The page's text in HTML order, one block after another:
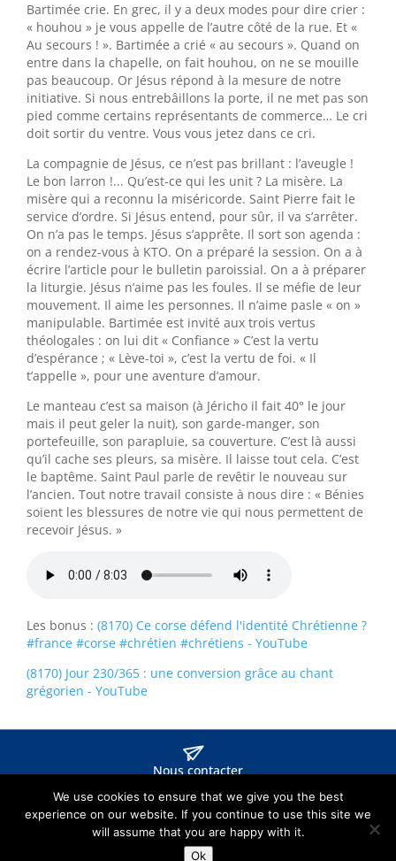
Bartimée crie. En grec, il y a deux modes pour dire crier :
« houhou » je vous appelle de l’autre côté de la rue. Et «
Au secours ! ». Bartimée a crié « au secours ». Quand on
entre dans la chapelle, on fait houhou, on ne se mouille
pas beaucoup. Or Jésus répond à la mesure de notre
initiative. Si nous entrebâillons la porte, il ne met pas son
pied comme certains représentants de commerce… Le cri
doit sortir du ventre. Vous vous jetez dans ce cri.
La compagnie de Jésus, ce n’est pas brillant : l’aveugle !
Le bon larron !... Qu’est-ce qui les unit ? La misère. La
misère qui a reconnu la miséricorde. Saint Pierre fait le
service d’ordre. Si Jésus entend, pour sûr, il va s’arrêter.
On n’a pas le temps. Jésus s’apprête. Il sort son agenda :
on a rendez-vous à KTO. On a préparé la session. On a à
écrire l’article pour le bulletin paroissial. On a à préparer
la liturgie. Jésus n’aime pas les foules. Il se méfie de leur
mouvement. Il aime les personnes. Il n’aime pasle « on »
manipulable. Bartimée est invité aux trois vertus
théologales : on lui dit « Confiance » C’est la vertu
d’espérance ; « Lève-toi », c’est la vertu de foi. « Il
t’appelle », pour une aventure d’amour.
Le manteau c’est sa maison (à Jéricho il fait 40° le jour
mais il peut geler la nuit), son garde-manger, son
portefeuille, son parapluie, sa couverture. C’est là aussi
qu’il cache ses pleurs, sa misère. Il laisse tout cela. C’est
le baptême. Saint Paul parle de revêtir le nouveau sur
l’ancien. Tout notre travail consiste à nous dire : « Bénies
soient les blessures de notre vie qui nous permettent de
recevoir Jésus. »
Les bonus : (8170) Ce corse défend l'identité Chrétienne ?
#france #corse #chrétien #chrétiens - YouTube
(8170) Jour 230/365 : une conversion grâce au chant
grégorien - YouTube
Nous contacter
Paroisse du Diocèse du Puy-en-Velay-
Légales
We use cookies to ensure that we give you the best
experience on our website. If you continue to use this site we
will assume that you are happy with it.
Ok